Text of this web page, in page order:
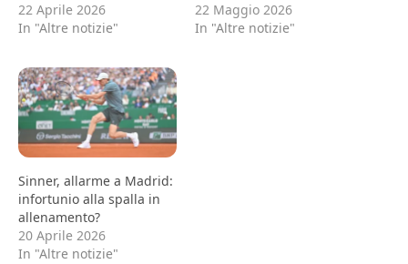
22 Aprile 2026
In "Altre notizie"
22 Maggio 2026
In "Altre notizie"
Sinner, allarme a Madrid:
infortunio alla spalla in
allenamento?
20 Aprile 2026
In "Altre notizie"